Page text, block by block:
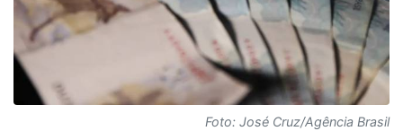
Foto: José Cruz/Agência Brasil